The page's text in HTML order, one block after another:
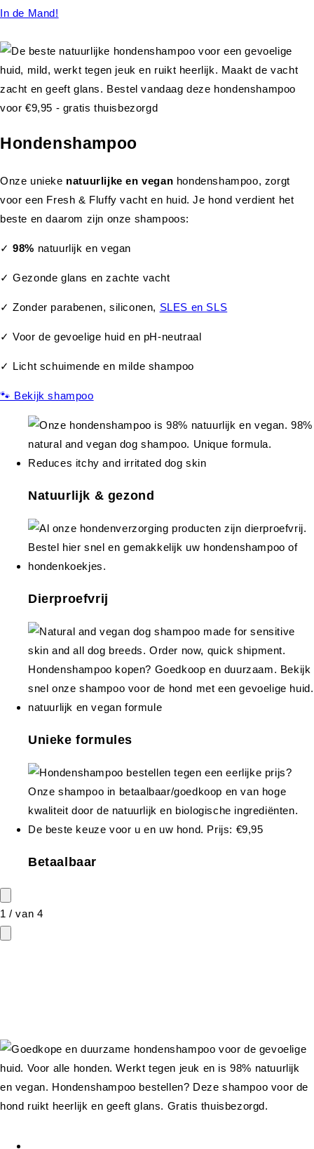
In de Mand!
Hondenshampoo
Onze unieke natuurlijke en vegan hondenshampoo, zorgt
voor een Fresh & Fluffy vacht en huid. Je hond verdient het
beste en daarom zijn onze shampoos:
✓98% natuurlijk en vegan
✓ Gezonde glans en zachte vacht
✓ Zonder parabenen, siliconen, SLES en SLS
✓ Voor de gevoelige huid en pH-neutraal
✓ Licht schuimende en milde shampoo
🐾 Bekijk shampoo
Natuurlijk & gezond
Dierproefvrij
Unieke formules
Betaalbaar
1 /van 4